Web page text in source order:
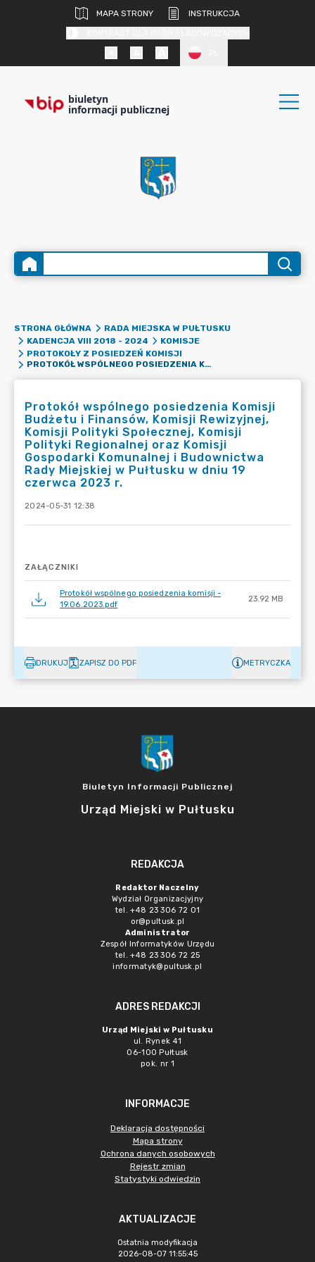
MAPA STRONY
INSTRUKCJA
biuletyn
informacji publicznej
STRONA GŁÓWNA
RADA MIEJSKA W PUŁTUSKU
KADENCJA VIII 2018 - 2024
KOMISJE
PROTOKOŁY Z POSIEDZEŃ KOMISJI
PROTOKÓŁ WSPÓLNEGO POSIEDZENIA KOMISJI BUDŻETU I FINANSÓW, KOMISJI REWIZYJNEJ, KOMISJI POLITYKI SPOŁECZNEJ, KOMISJI POLITYKI REGIONALNEJ ORAZ KOMISJI GOSPODARKI KOMUNALNEJ I BUDOWNICTWA RADY MIEJSKIEJ W PUŁTUSKU W DNIU 19 CZERWCA 2023 R.
Protokół wspólnego posiedzenia Komisji
Budżetu i Finansów, Komisji Rewizyjnej,
Komisji Polityki Społecznej, Komisji
Polityki Regionalnej oraz Komisji
Gospodarki Komunalnej i Budownictwa
Rady Miejskiej w Pułtusku w dniu 19
czerwca 2023 r.
2024-05-31 12:38
ZAŁĄCZNIKI
Protokół wspólnego posiedzenia komisji -
19.06.2023.pdf
23.92 MB
DRUKUJ ZAPISZ DO PDF METRYCZKA
Biuletyn Informacji Publicznej
Urząd Miejski w Pułtusku
REDAKCJA
Redaktor Naczelny
Wydział Organizacjyjny
tel. +48 23 306 72 01
or@pultusk.pl
Administrator
Zespół Informatyków Urzędu
tel. +48 23 306 72 25
informatyk@pultusk.pl
ADRES REDAKCJI
Urząd Miejski w Pułtusku
ul. Rynek 41
06-100 Pułtusk
pok. nr 1
INFORMACJE
Deklaracja dostępności
Mapa strony
Ochrona danych osobowych
Rejestr zmian
Statystyki odwiedzin
AKTUALIZACJE
Ostatnia modyfikacja
2026-08-07 11:55:45